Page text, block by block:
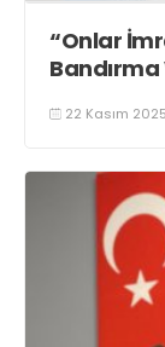
“Onlar
22 Kasım